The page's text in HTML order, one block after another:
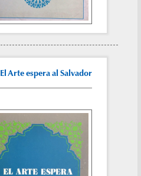
El Arte espera al Salvador